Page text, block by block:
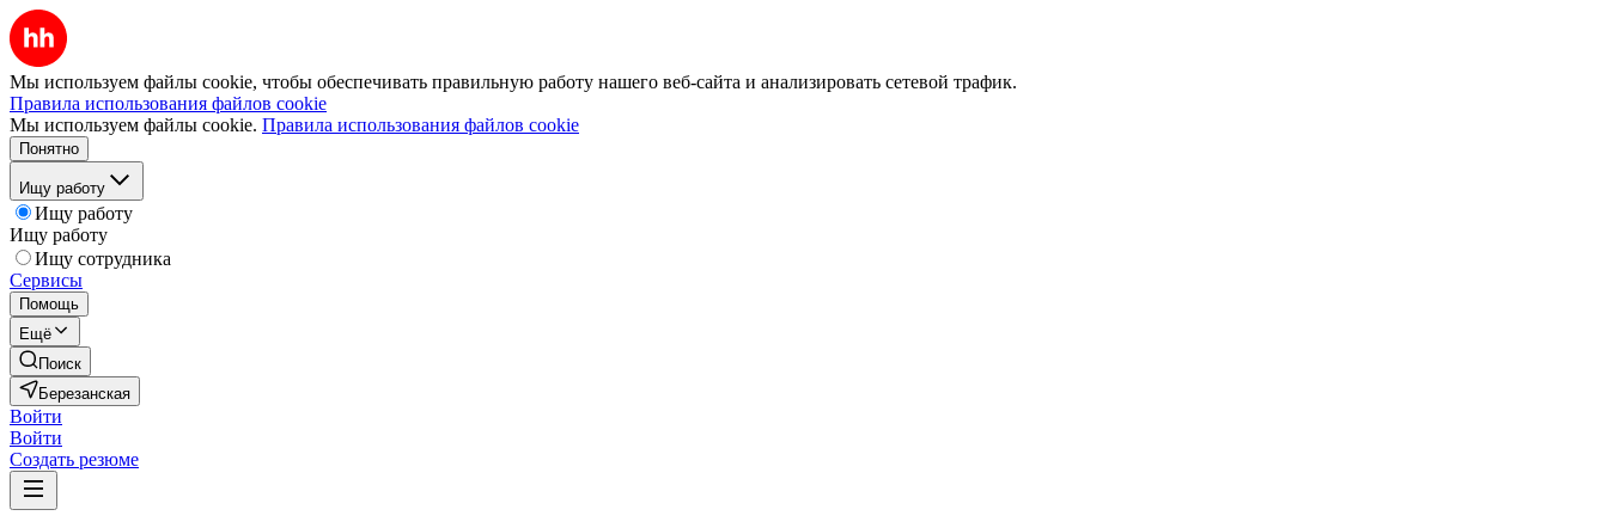
Мы используем файлы cookie, чтобы обеспечивать правильную работу нашего веб-сайта и анализировать сетевой трафик.
Правила использования файлов cookie
Мы используем файлы cookie. Правила использования файлов cookie
Понятно
Ищу работу
Ищу работу
Ищу работу
Ищу сотрудника
Сервисы
Помощь
Ещё
Поиск
Березанская
Войти
Войти
Создать резюме